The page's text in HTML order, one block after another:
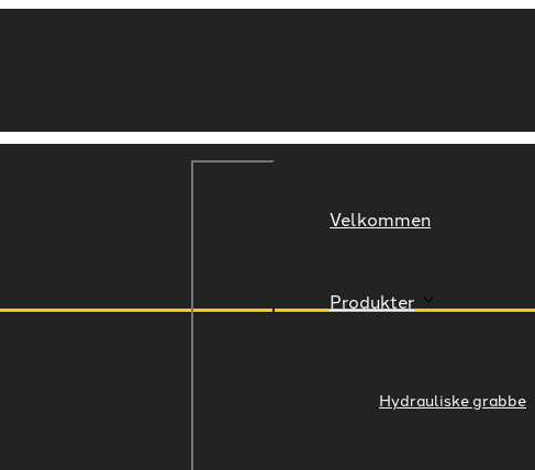
Velkommen
Produkter
Hydrauliske grabbe